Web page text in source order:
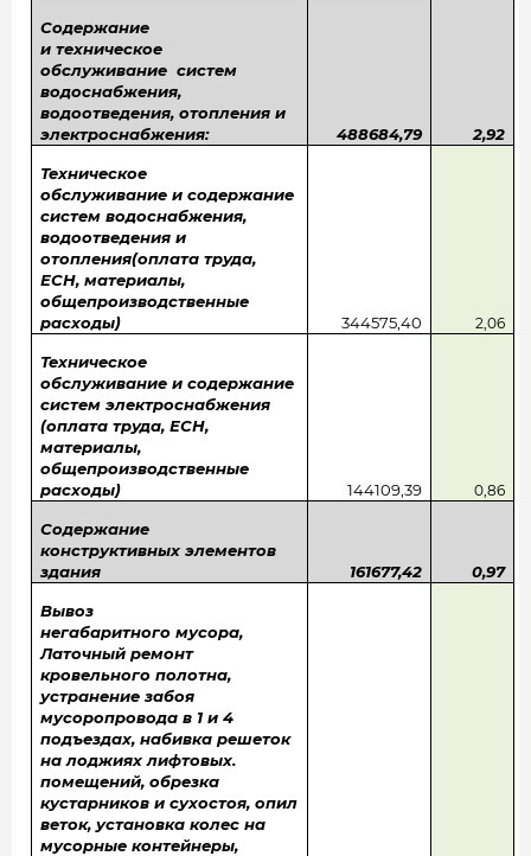
Содержание
и техническое
обслуживание систем
водоснабжения,
водоотведения, отопления и
электроснабжения:
488684,79 2,92
Техническое
обслуживание и содержание
систем водоснабжения,
водоотведения и
отопления(оплата труда,
ЕСН, материалы,
общепроизводственные
расходы)
344575,40 2,06
Техническое
обслуживание и содержание
систем электроснабжения
(оплата труда, ЕСН,
материалы,
общепроизводственные
расходы)
144109,39 0,86
Содержание
конструктивных элементов
здания
161677,42 0,97
Вывоз
негабаритного мусора,
Латочный ремонт
кровельного полотна,
устранение забоя
мусоропровода в 1 и 4
подъездах, набивка решеток
на лоджиях лифтовых.
помещений, обрезка
кустарников и сухостоя, опил
веток, установка колес на
мусорные контейнеры,